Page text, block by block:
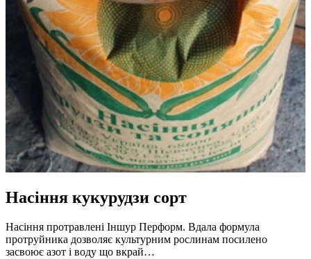
Насіння кукурудзи сорт
Насіння протравлені Іншур Перформ. Вдала формула
протруйника дозволяє культурним рослинам посилено
засвоює азот і воду що вкрай…